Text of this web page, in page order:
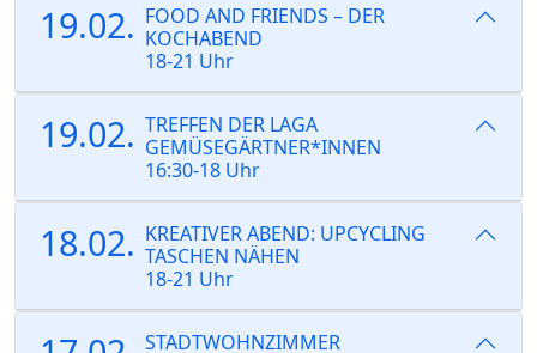
19.02. FOOD AND FRIENDS – DER
KOCHABEND
18-21 Uhr
19.02. TREFFEN DER LAGA
GEMÜSEGÄRTNER*INNEN
16:30-18 Uhr
18.02. KREATIVER ABEND: UPCYCLING
TASCHEN NÄHEN
18-21 Uhr
STADTWOHNZIMMER